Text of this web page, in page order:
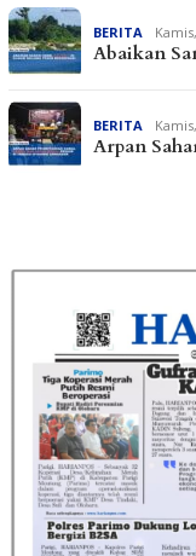
BERITA
Abaikan
BERITA
Arpan